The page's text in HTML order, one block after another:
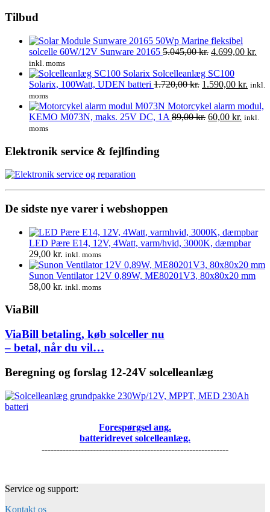
Tilbud
Marine fleksibel
solcelle 60W/12V Sunware 20165 5.045,00kr. Den
pris
var:
4.699,00 kr.
er:
inkl. moms
Solcelleanlæg SC100
Solarix, 100Watt, UDEN batteri 1.720,00kr. Den
pris
var:
1.590,00 kr. Den
pris
er:
inkl.
moms
Motorcykel alarm modul,
KEMO M073N, maks. 25V DC, 1A 89,00kr. Den
60,00 kr. Den
inkl.
moms
Elektronik service & fejlfinding
De sidste nye varer i webshoppen
LED Pære E14, 12V, 4Watt, varm/hvid, 3000K, dæmpbar
29,00 kr. inkl. moms
Sunon Ventilator 12V 0,89W, ME80201V3, 80x80x20 mm
58,00 kr. inkl. moms
ViaBill
ViaBill betaling, køb solceller nu
– betal, når du vil…
Beregning og forslag 12-24V solcelleanlæg
Forespørgsel ang.
batteridrevet solcelleanlæg.
--------------------------------------------------------------
Service og support:
Kontakt os